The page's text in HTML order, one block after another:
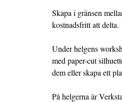
Skapa i gränsen
kostnadsfritt att delta.
Under helgens
med paper-cut
dem eller skapa ett
På helgerna är